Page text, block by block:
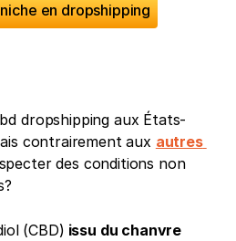
en dropshipping
dropshipping aux États-
contrairement aux autres
des conditions non
(CBD) issu du chanvre